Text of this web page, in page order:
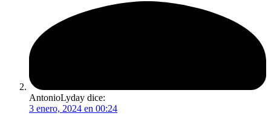
AntonioLyday dice:
3 enero, 2024 en 00:24